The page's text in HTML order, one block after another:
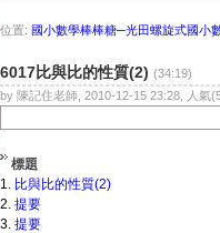
位置: 國小數學棒棒糖─光田螺旋式國小
6017比與比的性質(2) (34:19)
by 陳記住老師, 2010-12-15 23:28, 人氣
標題
1. 比與比的性質(2)
2. 提要
3. 提要